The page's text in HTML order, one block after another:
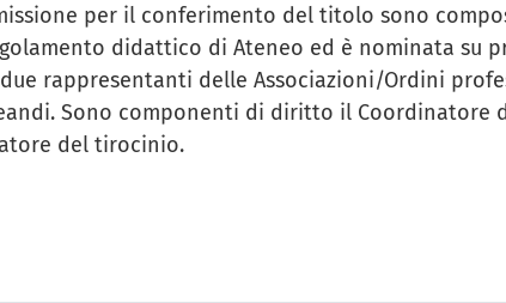
per il conferimento del titolo sono
didattico di Ateneo ed è nominata su
rappresentanti delle Associazioni/Ordini
Sono componenti di diritto il Coordinatore
del tirocinio.